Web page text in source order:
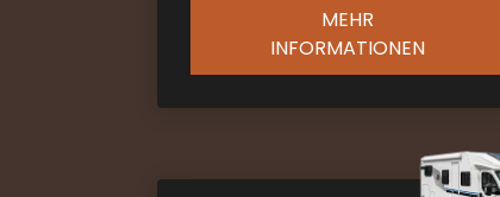
MEHR
INFORMATIONEN